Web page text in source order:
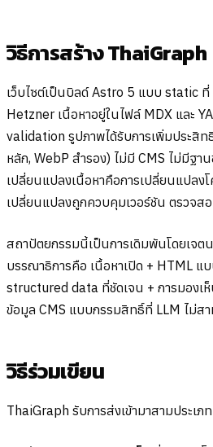
วิธีการสร้าง ThaiGraph
เว็บไซต์เป็นบิลด์ Astro 5 แบบ static
Hetzner เนื้อหาอยู่ในไฟล์ MDX และ
validation รูปภาพได้รับการเพิ่มประสิท
หลัก, WebP สำรอง) ไม่มี CMS ไม่มีฐ
เปลี่ยนแปลงเนื้อหาคือการเปลี่ยนแปลง
เปลี่ยนแปลงถูกควบคุมเวอร์ชัน ตรวจส
สถาปัตยกรรมนี้เป็นการเดิมพันโดยเจต
บรรณาธิการคือ เนื้อหาเปิด + HTML แ
structured data ที่ชัดเจน + การมองเ
ข้อมูล CMS แบบกรรมสิทธิ์ที่ LLM ไม่สา
วิธีร่วมเขียน
ThaiGraph รับการส่งเข้ามาสามประเภ